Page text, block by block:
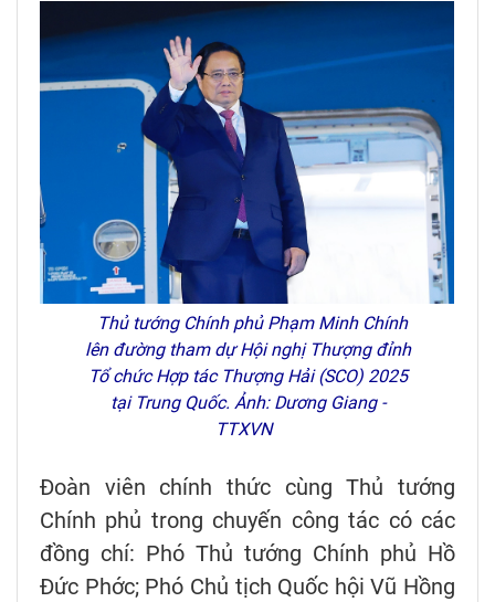
Thủ tướng Chính phủ Phạm Minh Chính
lên đường tham dự Hội nghị Thượng đỉnh
Tổ chức Hợp tác Thượng Hải (SCO) 2025
tại Trung Quốc. Ảnh: Dương Giang -
TTXVN
Đoàn viên chính thức cùng Thủ tướng
Chính phủ trong chuyến công tác có các
đồng chí: Phó Thủ tướng Chính phủ Hồ
Đức Phớc; Phó Chủ tịch Quốc hội Vũ Hồng